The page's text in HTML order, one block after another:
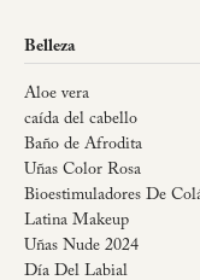
Belleza
Aloe vera
caída del cabello
Baño de Afrodita
Uñas Color Rosa
Bioestimuladores De
Latina Makeup
Uñas Nude 2024
Día Del Labial